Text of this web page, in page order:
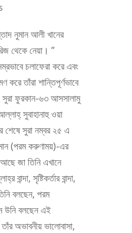
নুমান আলী খানের
থেকে নেয়া। ”
চলাফেরা করে এবং
তাঁরা শান্তিপূর্ণভাবে
ফুরকান-৬৩ আসসালামু
সুবাহানাহু ওয়া
শেষে সুরা নম্বর ২৫ এ
(পরম করুণাময়)-এর
জা তিনি এখানে
সৃষ্টিকর্তার বান্দা,
বলছেন, পরম
উনি বলছেন এই
অভাবনীয় ভালোবাসা,